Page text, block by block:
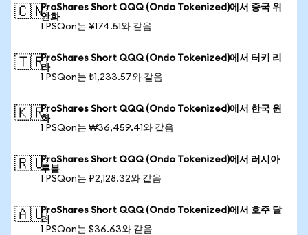
🇨🇳ProShares Short QQQ (Ondo Tokenized)에서 중국 위
안화
1 PSQon는 ¥174.51와 같음
🇹🇷ProShares Short QQQ (Ondo Tokenized)에서 터키 리
라
1 PSQon는 ₺1,233.57와 같음
🇰🇷ProShares Short QQQ (Ondo Tokenized)에서 한국 원
화
1 PSQon는 ₩36,459.41와 같음
🇷🇺ProShares Short QQQ (Ondo Tokenized)에서 러시아
루블
1 PSQon는 ₽2,128.32와 같음
🇦🇺ProShares Short QQQ (Ondo Tokenized)에서 호주 달
러
1 PSQon는 $36.63와 같음